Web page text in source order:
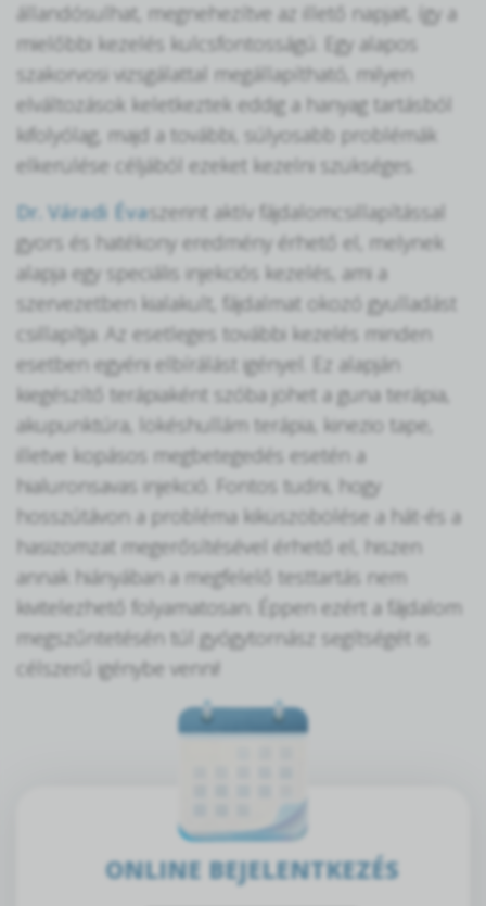
állandósulhat, megnehezítve az illető napjait, így a
mielőbbi kezelés kulcsfontosságú. Egy alapos
szakorvosi vizsgálattal megállapítható, milyen
elváltozások keletkeztek eddig a hanyag tartásból
kifolyólag, majd a további, súlyosabb problémák
elkerülése céljából ezeket kezelni szükséges.
Dr. Váradi Évaszerint aktív fájdalomcsillapítással
gyors és hatékony eredmény érhető el, melynek
alapja egy speciális injekciós kezelés, ami a
szervezetben kialakult, fájdalmat okozó gyulladást
csillapítja. Az esetleges további kezelés minden
esetben egyéni elbírálást igényel. Ez alapján
kiegészítő terápiaként szóba jöhet a guna terápia,
akupunktúra, lökéshullám terápia, kinezio tape,
illetve kopásos megbetegedés esetén a
hialuronsavas injekció. Fontos tudni, hogy
hosszútávon a probléma kiküszöbölése a hát-és a
hasizomzat megerősítésével érhető el, hiszen
annak hiányában a megfelelő testtartás nem
kivitelezhető folyamatosan. Éppen ezért a fájdalom
megszűntetésén túl gyógytornász segítségét is
célszerű igénybe venni!
ONLINE BEJELENTKEZÉS